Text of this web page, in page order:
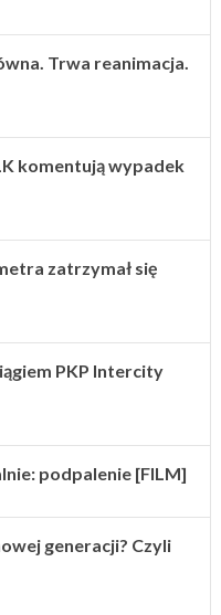
Trwa reanimacja.
komentują wypadek
zatrzymał się
PKP Intercity
podpalenie [FILM]
generacji? Czyli